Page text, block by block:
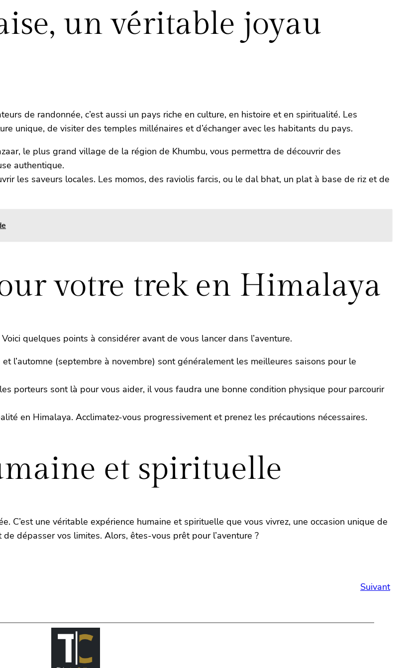
un véritable joyau
de randonnée, c’est aussi un pays riche en culture, en histoire et en spiritualité. Les
unique, de visiter des temples millénaires et d’échanger avec les habitants du pays.
le plus grand village de la région de Khumbu, vous permettra de découvrir des
authentique.
les saveurs locales. Les momos, des raviolis farcis, ou le dal bhat, un plat à base de riz et de
votre trek en Himalaya
quelques points à considérer avant de vous lancer dans l’aventure.
l’automne (septembre à novembre) sont généralement les meilleures saisons pour le
porteurs sont là pour vous aider, il vous faudra une bonne condition physique pour parcourir
en Himalaya. Acclimatez-vous progressivement et prenez les précautions nécessaires.
et spirituelle
C’est une véritable expérience humaine et spirituelle que vous vivrez, une occasion unique de
dépasser vos limites. Alors, êtes-vous prêt pour l’aventure ?
Suivant